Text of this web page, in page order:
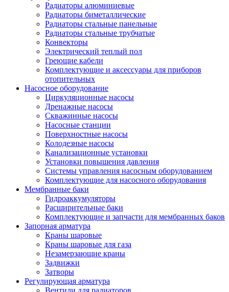
Радиаторы алюминиевые
Радиаторы биметаллические
Радиаторы стальные панельные
Радиаторы стальные трубчатые
Конвекторы
Электрический теплый пол
Греющие кабели
Комплектующие и аксессуары для приборов
отопительных
Насосное оборудование
Циркуляционные насосы
Дренажные насосы
Скважинные насосы
Насосные станции
Поверхностные насосы
Колодезные насосы
Канализационные установки
Установки повышения давления
Системы управления насосным оборудованием
Комплектующие для насосного оборудования
Мембранные баки
Гидроаккумуляторы
Расширительные баки
Комплектующие и запчасти для мембранных баков
Запорная арматура
Краны шаровые
Краны шаровые для газа
Незамерзающие краны
Задвижки
Затворы
Регулирующая арматура
Вентили для радиаторов